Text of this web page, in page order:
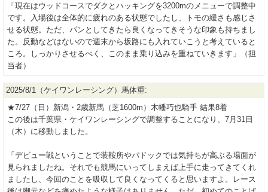
「現在はウッドコースでダクとハッキングを3200mのメニューで調整中
です。入場後は全体的に疲れのある状態でしたし、トモの緩さも感じさ
せる状態。ただ、パンとしてきたら良くなってきそうな印象も持ちまし
た。反動などはないので週末から坂路にも入れていこうと考えていると
ころ。しっかりさせるべく、このまま乗り込みを重ねていきます」（担
当者）
2025/8/1（ケイワンレーシング）馬体重:
★7/27（日）新潟・2歳新馬（芝1600m）木幡巧也騎手 結果8着
この後は千葉県・ケイワンレーシングで調整することになり、7月31日
（木）に移動しました。
「デビュー戦ということで装鞍所やパドックでは気持ちが高ぶる場面が
見られましたね。それでも競馬にいってしまえば上手に走ってきてくれ
ましたし、今回のことを吸収して良くなってくると思いますよ。レース